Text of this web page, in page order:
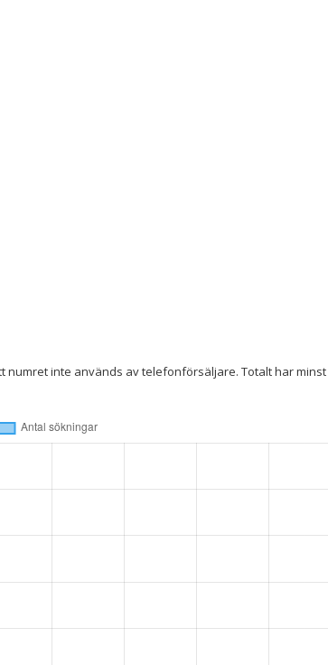
numret inte används av telefonförsäljare. Totalt har minst